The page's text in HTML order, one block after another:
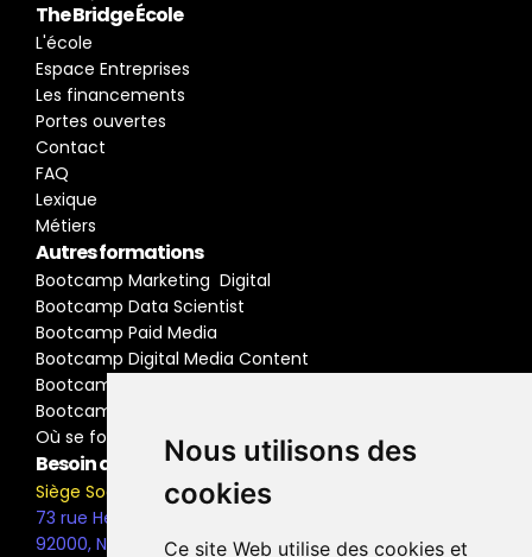
Nous utilisons des
cookies
Ce site Web utilise des cookies et
The Bridge École
L'école
Espace Entreprises
Les financements
Portes ouvertes
Contact
FAQ
Lexique
Métiers
Autres formations
Bootcamp Marketing  Digital
Bootcamp Data Scientist
Bootcamp Paid Media
Bootcamp Digital Media Content
Bootcamp Social Media Manager
Bootcamp Buyer Media
Où se former
Besoin d'information ?
Siège Social
73 rue Henri Barbusse,
92000, Nanterre